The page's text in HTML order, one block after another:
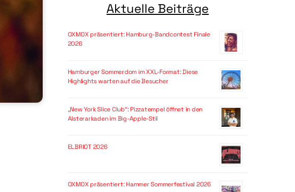
Aktuelle Beiträge
OXMOX präsentiert: Hamburg-Bandcontest Finale
2026
Hamburger Sommerdom im XXL-Format: Diese
Highlights warten auf die Besucher
„New York Slice Club“: Pizzatempel öffnet in den
Alsterarkaden im Big-Apple-Stil
ELBRIOT 2026
OXMOX präsentiert: Hammer Sommerfestival 2026